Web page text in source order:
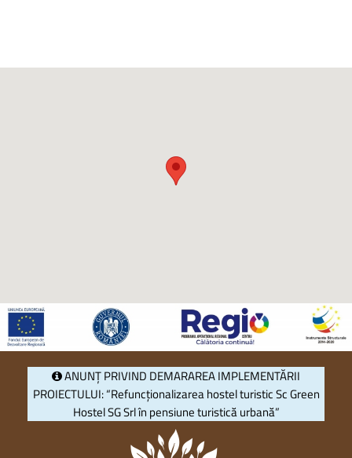
ANUNȚ PRIVIND DEMARAREA IMPLEMENTĂRII
PROIECTULUI: “Refuncționalizarea hostel turistic Sc Green
Hostel SG Srl în pensiune turistică urbană”